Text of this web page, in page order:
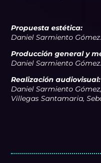
Propuesta estética:
Daniel Sarmiento Gómez.
Producción general y
Daniel Sarmiento Gómez.
Realización audiovisual:
Daniel Sarmiento
Villegas Santamaria,